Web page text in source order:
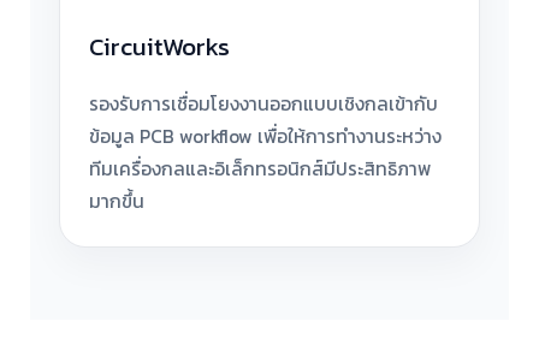
CircuitWorks
รองรับการเชื่อมโยงงานออกแบบเชิงกลเข้ากับ
ข้อมูล PCB workflow เพื่อให้การทำงานระหว่าง
ทีมเครื่องกลและอิเล็กทรอนิกส์มีประสิทธิภาพ
มากขึ้น